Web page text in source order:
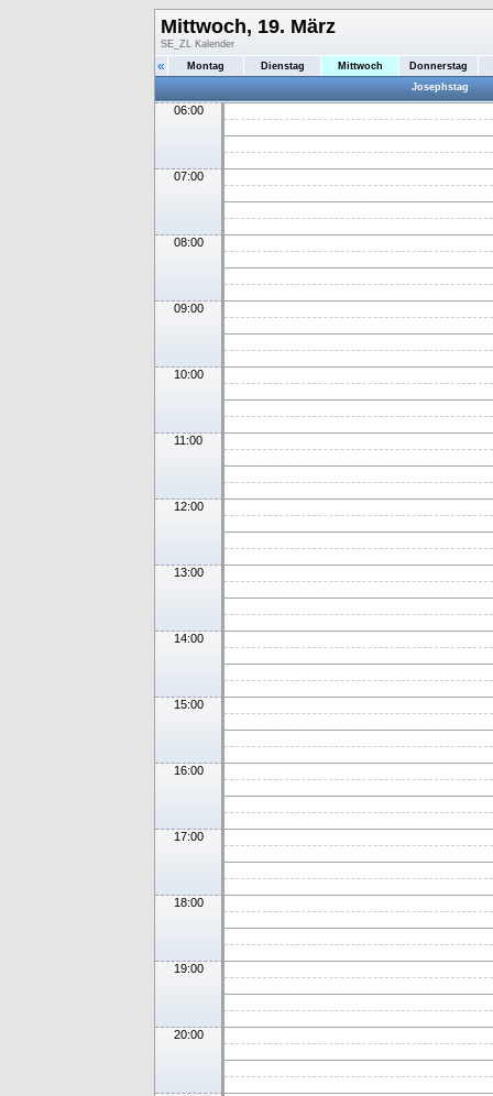
Mittwoch, 19. März
SE_ZL Kalender
« Montag Dienstag Mittwoch
Donnerstag
Josephstag
06:00
07:00
08:00
09:00
10:00
11:00
12:00
13:00
14:00
15:00
16:00
17:00
18:00
19:00
20:00